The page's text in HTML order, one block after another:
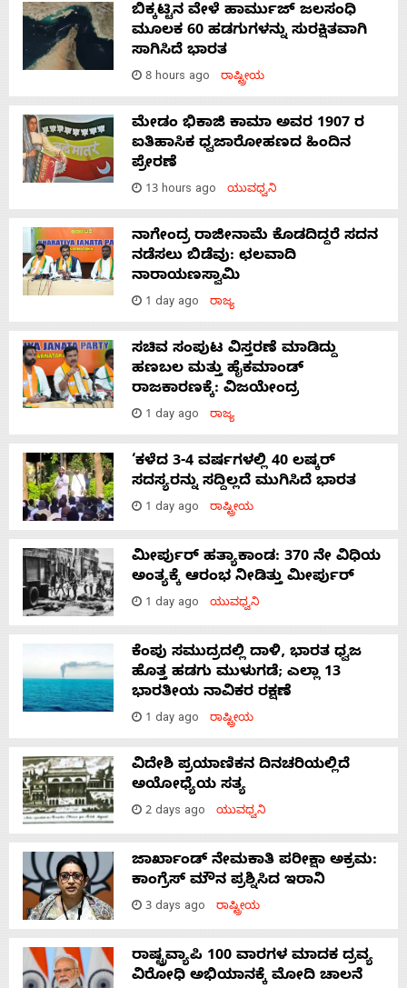
ಬಿಕ್ಕಟ್ಟಿನ ವೇಳೆ ಹಾರ್ಮುಜ್ ಜಲಸಂಧಿ
ಮೂಲಕ 60 ಹಡಗುಗಳನ್ನು ಸುರಕ್ಷಿತವಾಗಿ
ಸಾಗಿಸಿದೆ ಭಾರತ
8 hours ago ರಾಷ್ಟ್ರೀಯ
ಮೇಡಂ ಭಿಕಾಜಿ ಕಾಮಾ ಅವರ 1907 ರ
ಐತಿಹಾಸಿಕ ಧ್ವಜಾರೋಹಣದ ಹಿಂದಿನ
ಪ್ರೇರಣೆ
13 hours ago ಯುವಧ್ವನಿ
ನಾಗೇಂದ್ರ ರಾಜೀನಾಮೆ ಕೊಡದಿದ್ದರೆ ಸದನ
ನಡೆಸಲು ಬಿಡೆವು: ಛಲವಾದಿ
ನಾರಾಯಣಸ್ವಾಮಿ
1 day ago ರಾಜ್ಯ
ಸಚಿವ ಸಂಪುಟ ವಿಸ್ತರಣೆ ಮಾಡಿದ್ದು
ಹಣಬಲ ಮತ್ತು ಹೈಕಮಾಂಡ್
ರಾಜಕಾರಣಕ್ಕೆ: ವಿಜಯೇಂದ್ರ
1 day ago ರಾಜ್ಯ
‘ಕಳೆದ 3-4 ವರ್ಷಗಳಲ್ಲಿ 40 ಲಷ್ಕರ್
ಸದಸ್ಯರನ್ನು ಸದ್ದಿಲ್ಲದೆ ಮುಗಿಸಿದೆ ಭಾರತ
1 day ago ರಾಷ್ಟ್ರೀಯ
ಮೀರ್ಪುರ್ ಹತ್ಯಾಕಾಂಡ: 370 ನೇ ವಿಧಿಯ
ಅಂತ್ಯಕ್ಕೆ ಆರಂಭ ನೀಡಿತ್ತು ಮೀರ್ಪುರ್
1 day ago ಯುವಧ್ವನಿ
ಕೆಂಪು ಸಮುದ್ರದಲ್ಲಿ ದಾಳಿ, ಭಾರತ ಧ್ವಜ
ಹೊತ್ತ ಹಡಗು ಮುಳುಗಡೆ; ಎಲ್ಲಾ 13
ಭಾರತೀಯ ನಾವಿಕರ ರಕ್ಷಣೆ
1 day ago ರಾಷ್ಟ್ರೀಯ
ವಿದೇಶಿ ಪ್ರಯಾಣಿಕನ ದಿನಚರಿಯಲ್ಲಿದೆ
ಅಯೋಧ್ಯೆಯ ಸತ್ಯ
2 days ago ಯುವಧ್ವನಿ
ಜಾರ್ಖಾಂಡ್‌ ನೇಮಕಾತಿ ಪರೀಕ್ಷಾ ಅಕ್ರಮ:
ಕಾಂಗ್ರೆಸ್‌ ಮೌನ ಪ್ರಶ್ನಿಸಿದ ಇರಾನಿ
3 days ago ರಾಷ್ಟ್ರೀಯ
ರಾಷ್ಟ್ರವ್ಯಾಪಿ 100 ವಾರಗಳ ಮಾದಕ ದ್ರವ್ಯ
ವಿರೋಧಿ ಅಭಿಯಾನಕ್ಕೆ ಮೋದಿ ಚಾಲನೆ